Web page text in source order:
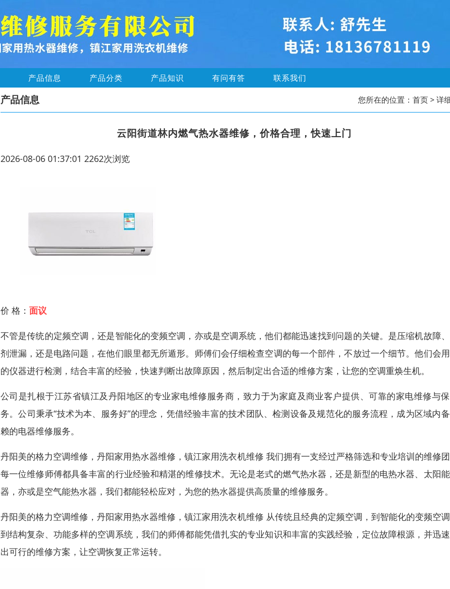
产品信息 产品分类 产品知识 有问有答 联系我们
产品信息 您所在的位置： 首页> 详
云阳街道林内燃气热水器维修，价格合理，快速上门
2026-08-06 01:37:01 2262次浏览
价 格： 面议
不管是传统的定频空调，还是智能化的变频空调，亦或是空调系统，他们都能迅速找到问题的关键。是压缩机故障
剂泄漏，还是电路问题，在他们眼里都无所遁形。师傅们会仔细检查空调的每一个部件，不放过一个细节。他们会
的仪器进行检测，结合丰富的经验，快速判断出故障原因，然后制定出合适的维修方案，让您的空调重焕生机。
公司是扎根于江苏省镇江及丹阳地区的专业家电维修服务商，致力于为家庭及商业客户提供、可靠的家电维修与
务。公司秉承“技术为本、服务好”的理念，凭借经验丰富的技术团队、检测设备及规范化的服务流程，成为区域内
赖的电器维修服务。
丹阳美的格力空调维修，丹阳家用热水器维修，镇江家用洗衣机维修 我们拥有一支经过严格筛选和专业培训的维修
每一位维修师傅都具备丰富的行业经验和精湛的维修技术。无论是老式的燃气热水器，还是新型的电热水器、太阳
器，亦或是空气能热水器，我们都能轻松应对，为您的热水器提供高质量的维修服务。
丹阳美的格力空调维修，丹阳家用热水器维修，镇江家用洗衣机维修 从传统且经典的定频空调，到智能化的变频空
到结构复杂、功能多样的空调系统，我们的师傅都能凭借扎实的专业知识和丰富的实践经验，定位故障根源，并迅
出可行的维修方案，让空调恢复正常运转。